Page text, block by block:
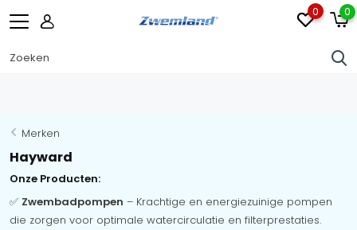
0 0
Merken
Hayward
Onze Producten:
✅ Zwembadpompen – Krachtige en energiezuinige pompen
die zorgen voor optimale watercirculatie en filterprestaties.